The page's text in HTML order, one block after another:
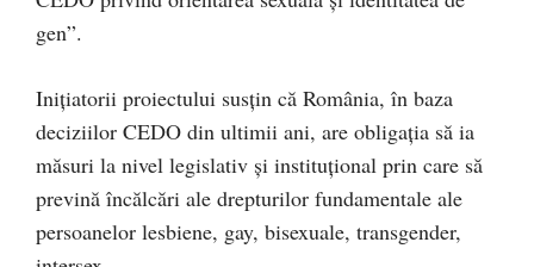
gen”.
Inițiatorii proiectului susțin că România, în baza
deciziilor CEDO din ultimii ani, are obligația să ia
măsuri la nivel legislativ și instituțional prin care să
prevină încălcări ale drepturilor fundamentale ale
persoanelor lesbiene, gay, bisexuale, transgender,